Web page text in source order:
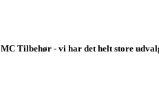
MC Tilbehør - vi har det helt store